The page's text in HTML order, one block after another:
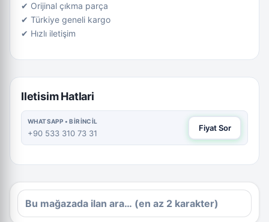
✔ Orijinal çıkma parça
✔ Türkiye geneli kargo
✔ Hızlı iletişim
Iletisim Hatlari
WHATSAPP • BIRINCIL
+90 533 310 73 31
Fiyat Sor